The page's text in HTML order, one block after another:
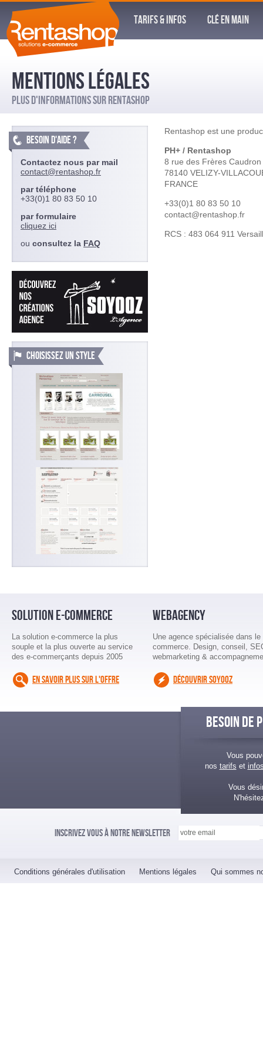
TARIFS & INFOS CLÉ EN MAIN
MENTIONS LÉGALES
PLUS D'INFORMATIONS SUR RENTASHOP
Rentashop est une
PH+ / Rentashop
8 rue des Frères Caudron
78140 VELIZY-
FRANCE
+33(0)1 80 83 50 10
contact@rentashop.fr
RCS : 483 064 911
BESOIN D'AIDE ?
Contactez nous par mail
contact@rentashop.fr
par téléphone
+33(0)1 80 83 50 10
par formulaire
cliquez ici
ou consultez la FAQ
CHOISISSEZ UN STYLE
SOLUTION E-COMMERCE
La solution e-commerce la plus
souple et la plus ouverte au service
des e-commerçants depuis 2005
EN SAVOIR PLUS SUR L'OFFRE
WEBAGENCY
Une agence spécialisée dans le
commerce. Design, conseil,
webmarketing &
DÉCOUVRIR SOYOOZ
BESOIN DE
Vous
nos tarifs et
Vous
Inscrivez vous à notre newsletter
Conditions générales d'utilisation Mentions légales Qui sommes